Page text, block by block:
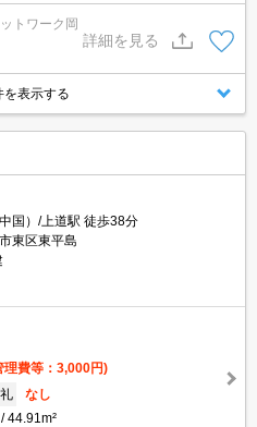
便座付き。お気軽にお問い合わせく
トワーク岡
詳細を見る
を表示する
国）/上道駅 徒歩38分
東区東平島
理費等：3,000円)
礼
なし
44.91m²